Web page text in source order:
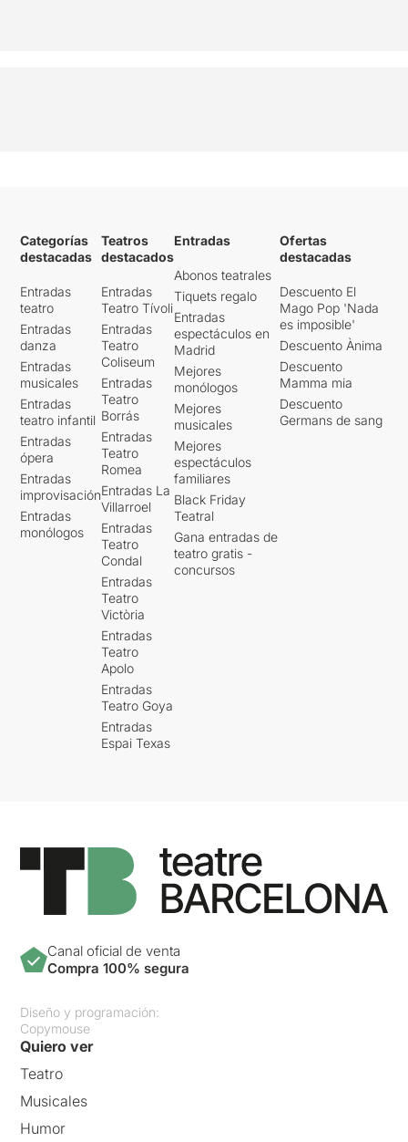
Categorías
destacadas
Entradas
teatro
Entradas
danza
Entradas
musicales
Entradas
teatro infantil
Entradas
ópera
Entradas
improvisación
Entradas
monólogos
Teatros
destacados
Entradas
Teatro Tívoli
Entradas
Teatro
Coliseum
Entradas
Teatro
Borrás
Entradas
Teatro
Romea
Entradas La
Villarroel
Entradas
Teatro
Condal
Entradas
Teatro
Victòria
Entradas
Teatro
Apolo
Entradas
Teatro Goya
Entradas
Espai Texas
Entradas
Abonos teatrales
Tiquets regalo
Entradas
espectáculos en
Madrid
Mejores
monólogos
Mejores
musicales
Mejores
espectáculos
familiares
Black Friday
Teatral
Gana entradas de
teatro gratis -
concursos
Ofertas
destacadas
Descuento El
Mago Pop 'Nada
es imposible'
Descuento Ànima
Descuento
Mamma mia
Descuento
Germans de sang
Canal oficial de venta
Compra 100% segura
Diseño y programación:
Copymouse
Quiero ver
Teatro
Musicales
Humor